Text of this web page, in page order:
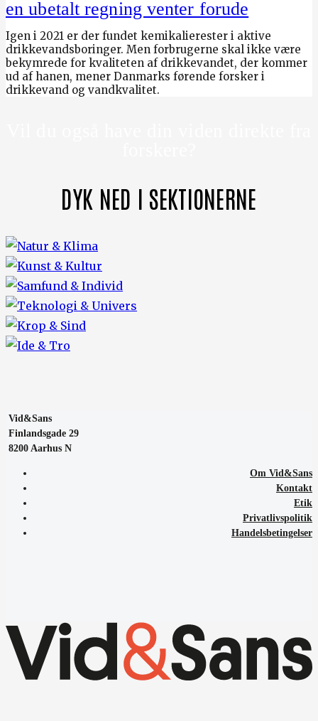
en ubetalt regning venter forude
Igen i 2021 er der fundet kemikalierester i aktive
drikkevandsboringer. Men forbrugerne skal ikke være
bekymrede for kvaliteten af drikkevandet, der kommer
ud af hanen, mener Danmarks førende forsker i
drikkevand og vandkvalitet.
DYK NED I SEKTIONERNE
Vid&Sans
Finlandsgade 29
8200 Aarhus N
Om Vid&Sans
Kontakt
Etik
Privatlivspolitik
Handelsbetingelser